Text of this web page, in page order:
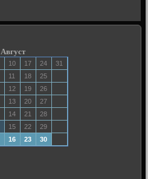
Август
10 17 24
31
11 18
25
12 19
26
13 20
27
14 21
28
15 22
29
16 23 30